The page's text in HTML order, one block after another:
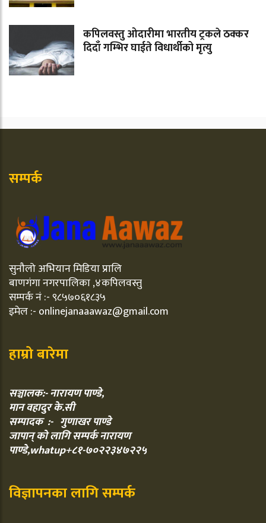
कपिलवस्तु ओदारीमा भारतीय ट्रकले ठक्कर
दिदाँ गम्भिर घाईते विधार्थीको मृत्यु
सम्पर्क
सुनौलो अभियान मिडिया प्रालि
बाणगंगा नगरपालिका ,४कपिलवस्तु
सम्पर्क नं :- ९८५७०६१८३५
इमेल :- onlinejanaaawaz@gmail.com
हाम्रो बारेमा
सञ्चालक:- नारायण पाण्डे,
मान वहादुर के.सी
सम्पादक :- गुणाखर पाण्डे
जापान् को लागि सम्पर्क नारायण
पाण्डे,whatup+८१-७०२२३४७२२५
विज्ञापनका लागि सम्पर्क